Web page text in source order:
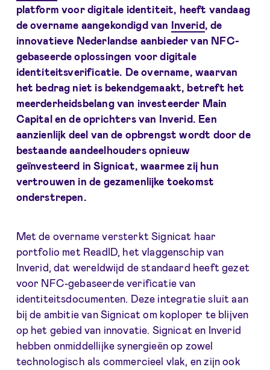
platform voor digitale identiteit, heeft vandaag
de overname aangekondigd van Inverid, de
innovatieve Nederlandse aanbieder van NFC-
gebaseerde oplossingen voor digitale
identiteitsverificatie. De overname, waarvan
het bedrag niet is bekendgemaakt, betreft het
meerderheidsbelang van investeerder Main
Capital en de oprichters van Inverid. Een
aanzienlijk deel van de opbrengst wordt door de
bestaande aandeelhouders opnieuw
geïnvesteerd in Signicat, waarmee zij hun
vertrouwen in de gezamenlijke toekomst
onderstrepen.
Met de overname versterkt Signicat haar
portfolio met ReadID, het vlaggenschip van
Inverid, dat wereldwijd de standaard heeft gezet
voor NFC-gebaseerde verificatie van
identiteitsdocumenten. Deze integratie sluit aan
bij de ambitie van Signicat om koploper te blijven
op het gebied van innovatie. Signicat en Inverid
hebben onmiddellijke synergieën op zowel
technologisch als commercieel vlak, en zijn ook